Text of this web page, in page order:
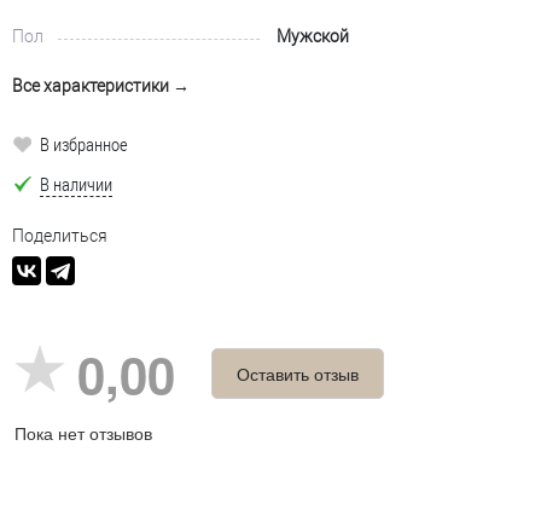
Пол Мужской
Все характеристики →
В избранное
В наличии
Поделиться
0,00
Пока нет отзывов
Оставить отзыв